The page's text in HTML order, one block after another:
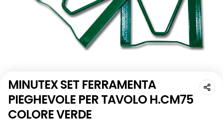
MINUTEX SET FERRAMENTA
PIEGHEVOLE PER TAVOLO H.CM75
COLORE VERDE